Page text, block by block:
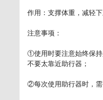
作用：支撑体重，减轻
注意事项：
①使用时要注意始终保持
不要太靠近助行器；
②每次使用助行器时，